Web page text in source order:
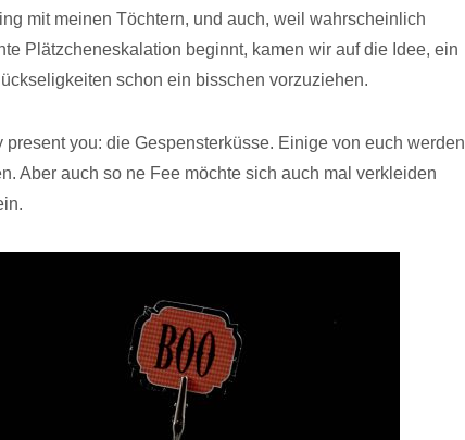
mit meinen Töchtern, und auch, weil wahrscheinlich
Plätzcheneskalation beginnt, kamen wir auf die Idee, ein
schon ein bisschen vorzuziehen.
you: die Gespensterküsse. Einige von euch werden
Aber auch so ne Fee möchte sich auch mal verkleiden